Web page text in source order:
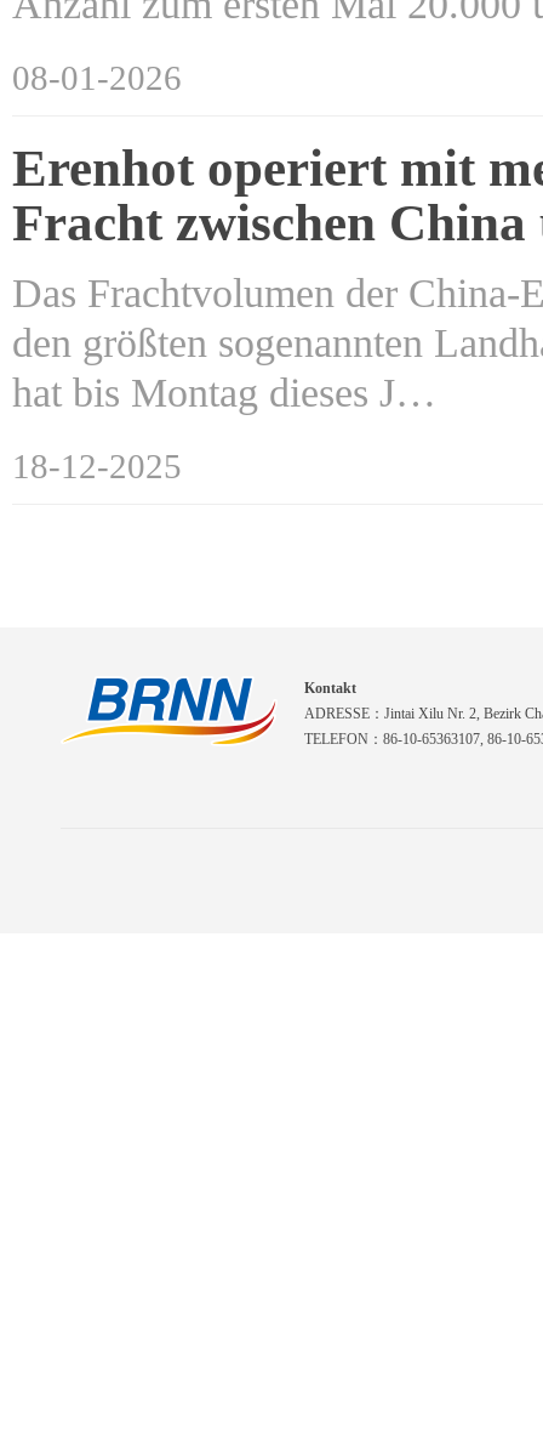
08-01-2026
Erenhot operiert mit
Fracht zwischen
Das Frachtvolumen der China-
den größten sogenannten
hat bis Montag dieses J…
18-12-2025
Kontakt
ADRESSE：Jintai Xilu Nr. 2, Bezirk
TELEFON：86-10-65363107, 86-10-